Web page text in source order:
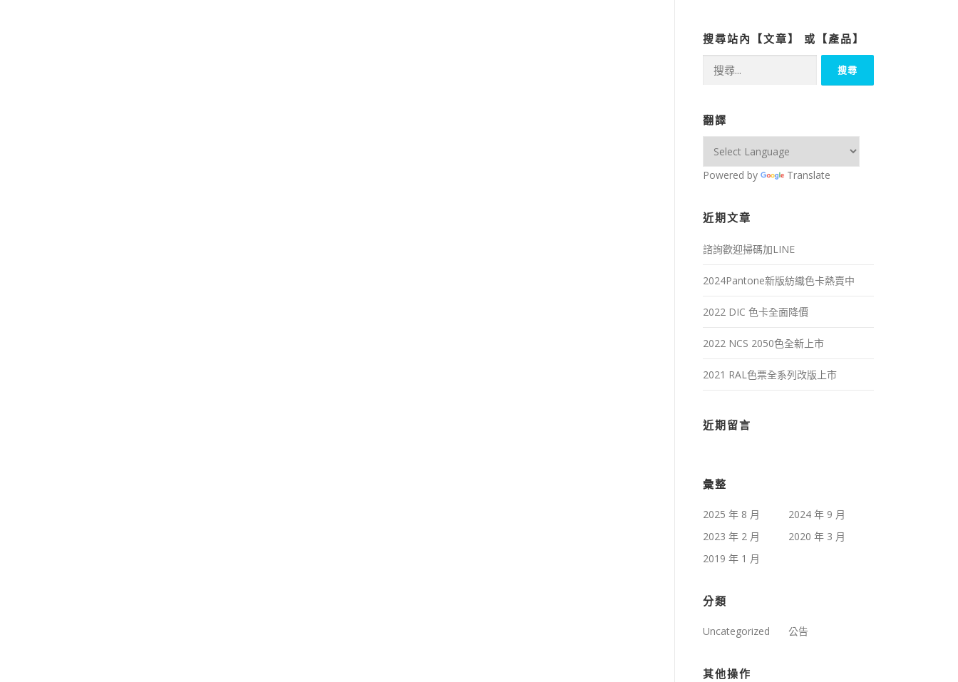
搜尋站內【文章】 或【產品】
鍵
字:
翻譯
Powered by Translate
近期文章
諮詢歡迎掃碼加LINE
2024Pantone新版紡織色卡熱賣中
2022 DIC 色卡全面降價
2022 NCS 2050色全新上市
2021 RAL色票全系列改版上市
近期留言
彙整
2025 年 8 月
2024 年 9 月
2023 年 2 月
2020 年 3 月
2019 年 1 月
分類
Uncategorized 公告
其他操作